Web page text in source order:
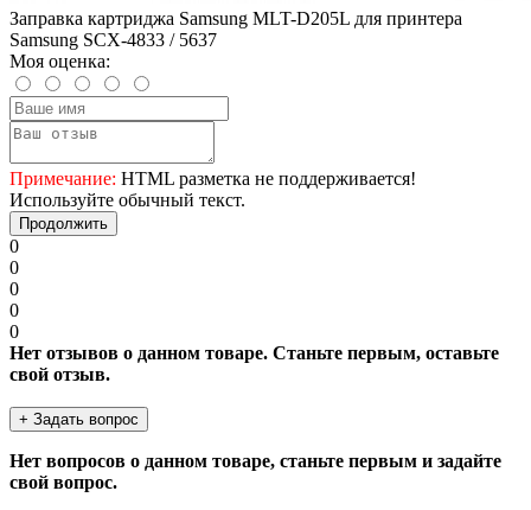
Заправка картриджа Samsung MLT-D205L для принтера
Samsung SCX-4833 / 5637
Моя оценка:
Примечание: HTML разметка не поддерживается!
Используйте обычный текст.
Продолжить
0
0
0
0
0
Нет отзывов о данном товаре. Станьте первым, оставьте
свой отзыв.
+ Задать вопрос
Нет вопросов о данном товаре, станьте первым и задайте
свой вопрос.